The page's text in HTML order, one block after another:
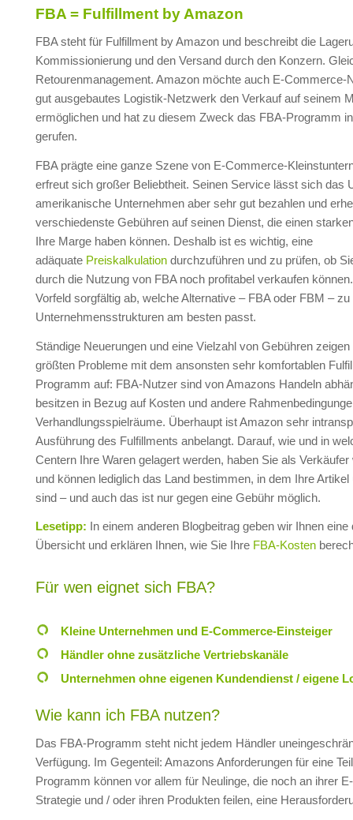
FBA = Fulfillment by Amazon
FBA steht für Fulfillment by Amazon und beschreibt die
Kommissionierung und den Versand durch den Konzern.
Retourenmanagement. Amazon möchte auch E-Commerce-
gut ausgebautes Logistik-Netzwerk den Verkauf auf seinem
ermöglichen und hat zu diesem Zweck das FBA-Programm
gerufen.
FBA prägte eine ganze Szene von E-Commerce-
erfreut sich großer Beliebtheit. Seinen Service lässt sich das
amerikanische Unternehmen aber sehr gut bezahlen und
verschiedenste Gebühren auf seinen Dienst, die einen
Ihre Marge haben können. Deshalb ist es wichtig, eine
adäquate Preiskalkulationdurchzuführen und zu prüfen, ob
durch die Nutzung von FBA noch profitabel verkaufen
Vorfeld sorgfältig ab, welche Alternative – FBA oder FBM – zu
Unternehmensstrukturen am besten passt.
Ständige Neuerungen und eine Vielzahl von Gebühren
größten Probleme mit dem ansonsten sehr komfortablen
Programm auf: FBA-Nutzer sind von Amazons Handeln
besitzen in Bezug auf Kosten und andere
Verhandlungsspielräume. Überhaupt ist Amazon sehr
Ausführung des Fulfillments anbelangt. Darauf, wie und in
Centern Ihre Waren gelagert werden, haben Sie als
und können lediglich das Land bestimmen, in dem Ihre Artikel
sind – und auch das ist nur gegen eine Gebühr möglich.
Lesetipp: In einem anderen Blogbeitrag geben wir Ihnen eine
Übersicht und erklären Ihnen, wie Sie Ihre FBA-Kosten
Für wen eignet sich FBA?
Kleine Unternehmen und E-Commerce-Einsteiger
Händler ohne zusätzliche Vertriebskanäle
Unternehmen ohne eigenen Kundendienst / eigene
Wie kann ich FBA nutzen?
Das FBA-Programm steht nicht jedem Händler
Verfügung. Im Gegenteil: Amazons Anforderungen für eine
Programm können vor allem für Neulinge, die noch an ihrer
Strategie und / oder ihren Produkten feilen, eine